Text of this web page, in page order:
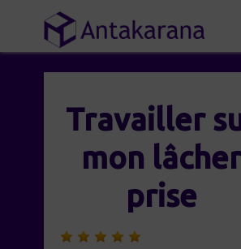
Travailler
mon lâcher
prise